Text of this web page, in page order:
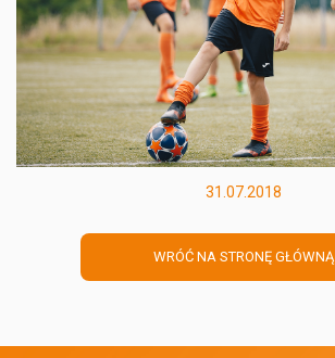
31.07.2018
WRÓĆ NA STRONĘ GŁÓWNĄ